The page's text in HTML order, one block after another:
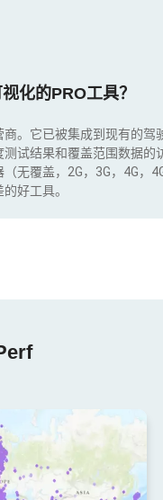
化的PRO工具？
。它已被集成到现有的
试结果和覆盖范围数据
无覆盖，2G，3G，4G，
好工具。